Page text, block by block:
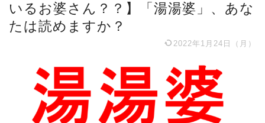
いるお婆さん？？】「湯湯婆」、あな
たは読めますか？
2022年1月24日（月）